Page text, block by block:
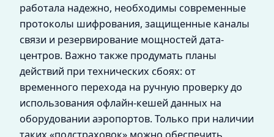
работала надежно, необходимы современные
протоколы шифрования, защищенные каналы
связи и резервирование мощностей дата-
центров. Важно также продумать планы
действий при технических сбоях: от
временного перехода на ручную проверку до
использования офлайн-кешей данных на
оборудовании аэропортов. Только при наличии